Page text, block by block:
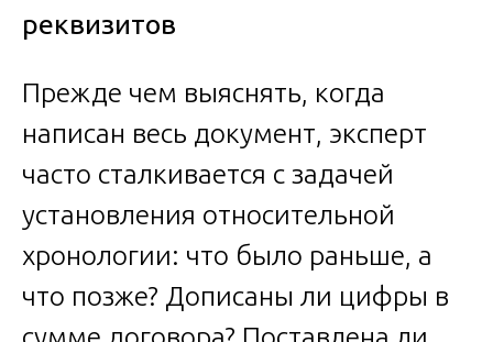
реквизитов
Прежде чем выяснять, когда
написан весь документ, эксперт
часто сталкивается с задачей
установления относительной
хронологии: что было раньше, а
что позже? Дописаны ли цифры в